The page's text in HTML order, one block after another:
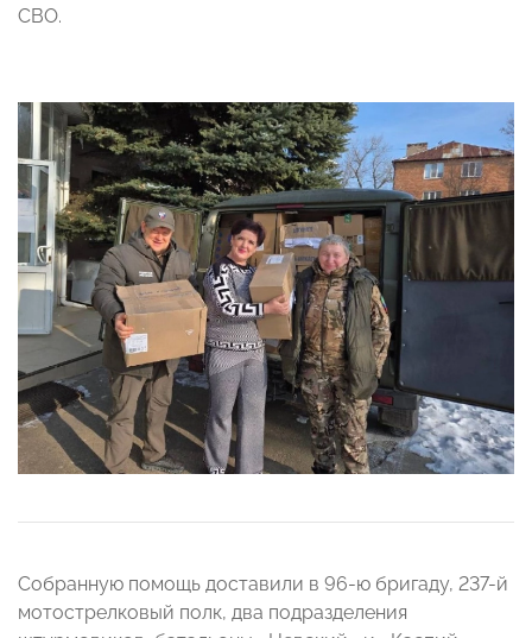
СВО.
Собранную помощь доставили в 96-ю бригаду, 237-й
мотострелковый полк, два подразделения